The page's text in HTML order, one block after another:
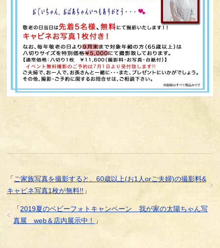
「 ご家族写真を撮影すると、60歳以上(お1人orご夫婦)の撮影料&
キャビネ写真1枚が無料!! 」
「 2019夏のベビーフォトキャンペーン 我が家の太陽ちゃん写
真展 web＆店内展示中！
」